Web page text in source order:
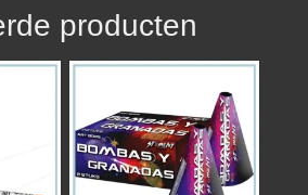
producten